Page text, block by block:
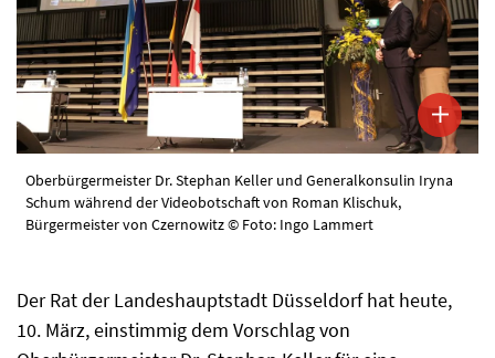
Oberbürgermeister Dr. Stephan Keller und Generalkonsulin Iryna
Schum während der Videobotschaft von Roman Klischuk,
Bürgermeister von Czernowitz © Foto: Ingo Lammert
Der Rat der Landeshauptstadt Düsseldorf hat heute,
10. März, einstimmig dem Vorschlag von